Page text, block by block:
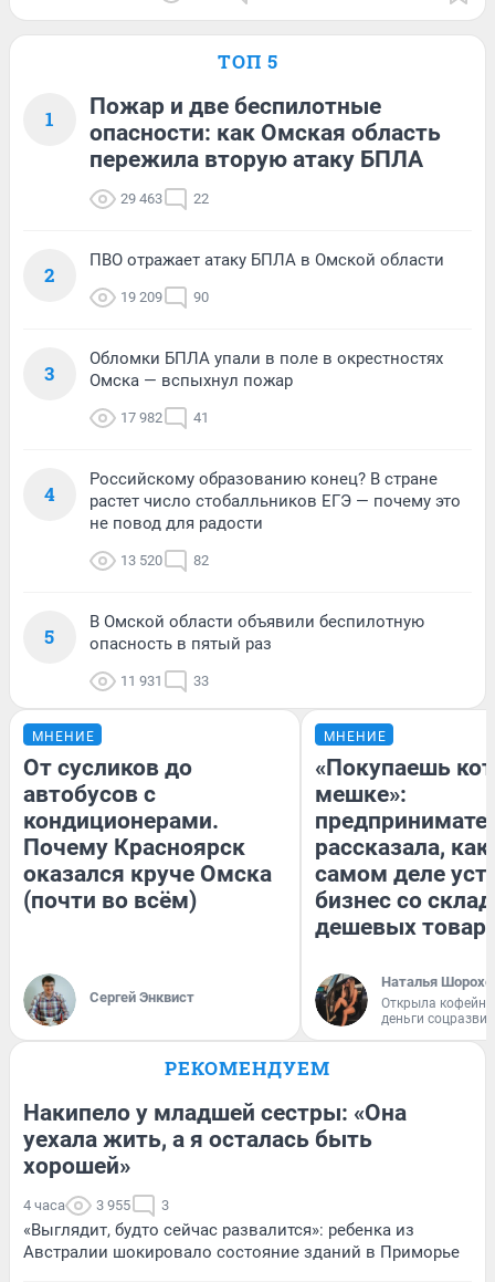
ТОП 5
1
Пожар и две беспилотные
опасности: как Омская область
пережила вторую атаку БПЛА
29 463 22
2
ПВО отражает атаку БПЛА в Омской области
19 209 90
3
Обломки БПЛА упали в поле в окрестностях
Омска — вспыхнул пожар
17 982 41
4
Российскому образованию конец? В стране
растет число стобалльников ЕГЭ — почему это
не повод для радости
13 520 82
5
В Омской области объявили беспилотную
опасность в пятый раз
11 931 33
МНЕНИЕ
От сусликов до
автобусов с
кондиционерами.
Почему Красноярск
оказался круче Омска
(почти во всём)
Сергей Энквист
МНЕНИЕ
«Покупаешь
мешке»:
рассказала, как
самом деле
бизнес со
дешевых
Наталья
Открыла
деньги
РЕКОМЕНДУЕМ
Накипело у младшей сестры: «Она
уехала жить, а я осталась быть
хорошей»
4 часа 3 955 3
«Выглядит, будто сейчас развалится»: ребенка из
Австралии шокировало состояние зданий в Приморье